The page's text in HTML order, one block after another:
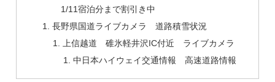
1/11宿泊分まで割引き中
長野県国道ライブカメラ 道路積雪状況
上信越道 碓氷軽井沢IC付近 ライブカメラ
中日本ハイウェイ交通情報 高速道路情報